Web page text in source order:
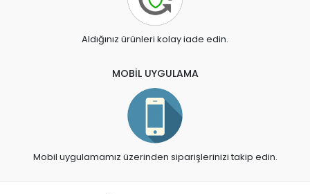
Aldığınız ürünleri kolay iade edin.
MOBİL UYGULAMA
Mobil uygulamamız üzerinden siparişlerinizi takip edin.